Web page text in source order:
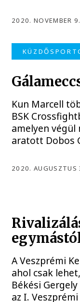
2020. NOVEMBER
Kun Marcell
BSK
amelyen végül
aratott Dobos
2020.
A Veszprémi
ahol csak
Békési
az I.